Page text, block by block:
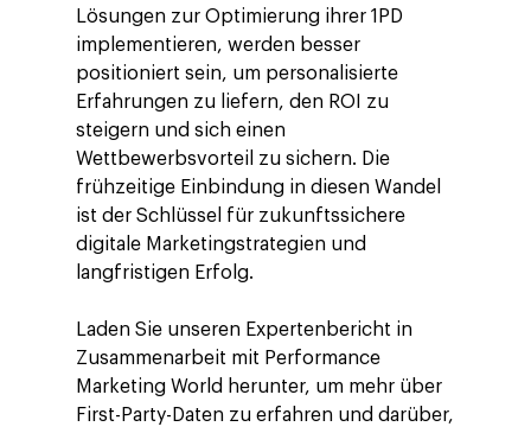
Lösungen zur Optimierung ihrer 1PD
implementieren, werden besser
positioniert sein, um personalisierte
Erfahrungen zu liefern, den ROI zu
steigern und sich einen
Wettbewerbsvorteil zu sichern. Die
frühzeitige Einbindung in diesen Wandel
ist der Schlüssel für zukunftssichere
digitale Marketingstrategien und
langfristigen Erfolg.
Laden Sie unseren Expertenbericht in
Zusammenarbeit mit Performance
Marketing World herunter, um mehr über
First-Party-Daten zu erfahren und darüber,